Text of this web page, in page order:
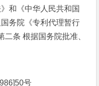
和《中华人民共和国
务院《专利代理暂行
条 根据国务院批准、
号